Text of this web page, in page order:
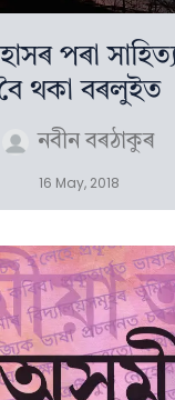
পৰা
থকা বৰলুইত
নবীন বৰঠাকুৰ
16 May, 2018